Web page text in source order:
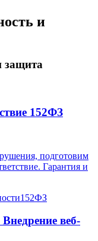
и
защита
152ФЗ
подготовим
Гарантия и
152ФЗ
веб-